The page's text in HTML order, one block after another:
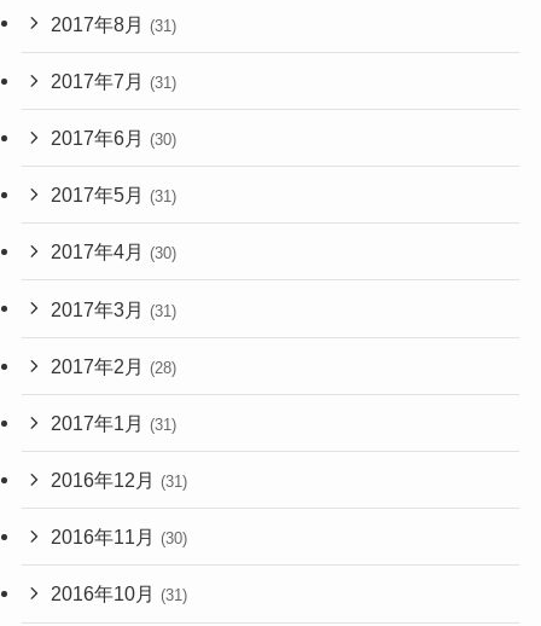
2017年8月 (31)
2017年7月 (31)
2017年6月 (30)
2017年5月 (31)
2017年4月 (30)
2017年3月 (31)
2017年2月 (28)
2017年1月 (31)
2016年12月 (31)
2016年11月 (30)
2016年10月 (31)